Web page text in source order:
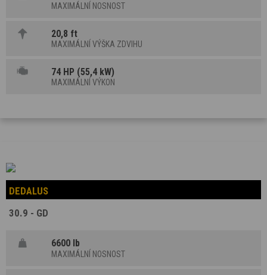
MAXIMÁLNÍ NOSNOST
20,8 ft
MAXIMÁLNÍ VÝŠKA ZDVIHU
74 HP (55,4 kW)
MAXIMÁLNÍ VÝKON
DEDALUS
30.9 - GD
6600 lb
MAXIMÁLNÍ NOSNOST